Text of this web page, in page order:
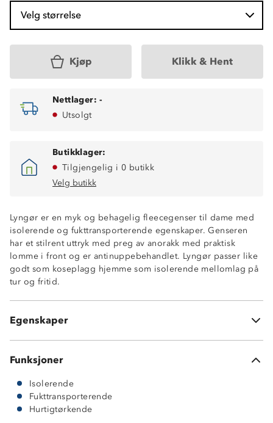
Velg størrelse
Kjøp Klikk & Hent
Nettlager: -
Utsolgt
Butikklager:
Tilgjengelig i 0 butikk
Velg butikk
Lyngør er en myk og behagelig fleecegenser til dame med
isolerende og fukttransporterende egenskaper. Genseren
har et stilrent uttryk med preg av anorakk med praktisk
lomme i front og er antinuppebehandlet. Lyngør passer like
godt som koseplagg hjemme som isolerende mellomlag på
tur og fritid.
Egenskaper
Isolerende
Hurtigtørkende
Antinuppebehandlet
Funksjoner
Isolerende
Fukttransporterende
Hurtigtørkende